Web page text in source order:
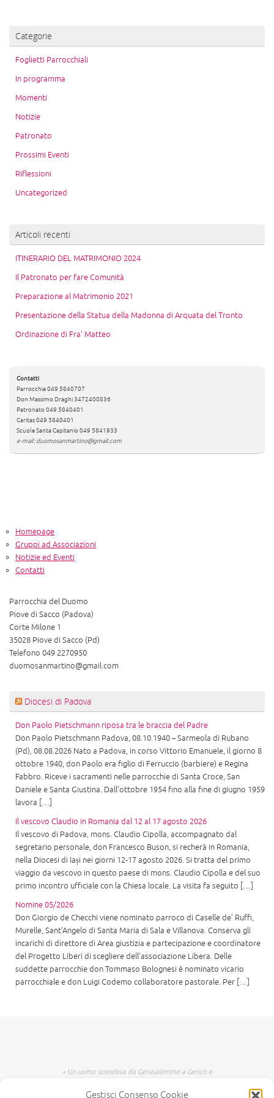
Gestisci Consenso Cookie
Categorie
Foglietti Parrocchiali
In programma
Momenti
Notizie
Patronato
Prossimi Eventi
Riflessioni
Uncategorized
Articoli recenti
ITINERARIO DEL MATRIMONIO 2024
Il Patronato per fare Comunità
Preparazione al Matrimonio 2021
Presentazione della Statua della Madonna di Arquata del Tronto
Ordinazione di Fra’ Matteo
Contatti
Parrocchia 049 5840707
Don Massimo Draghi 3472400836
Patronato 049 5840401
Caritas 049 5840401
Scuole Santa Capitanio 049 5841933
e-mail: duomosanmartino@gmail.com
Homepage
Gruppi ad Associazioni
Notizie ed Eventi
Contatti
Parrocchia del Duomo
Piove di Sacco (Padova)
Corte Milone 1
35028 Piove di Sacco (Pd)
Telefono 049 2270950
duomosanmartino@gmail.com
Diocesi di Padova
Don Paolo Pietschmann riposa tra le braccia del Padre
Don Paolo Pietschmann Padova, 08.10.1940 – Sarmeola di Rubano
(Pd), 08.08.2026 Nato a Padova, in corso Vittorio Emanuele, il giorno 8
ottobre 1940, don Paolo era figlio di Ferruccio (barbiere) e Regina
Fabbro. Riceve i sacramenti nelle parrocchie di Santa Croce, San
Daniele e Santa Giustina. Dall’ottobre 1954 fino alla fine di giugno 1959
lavora […]
Il vescovo Claudio in Romania dal 12 al 17 agosto 2026
Il vescovo di Padova, mons. Claudio Cipolla, accompagnato dal
segretario personale, don Francesco Buson, si recherà in Romania,
nella Diocesi di Iași nei giorni 12-17 agosto 2026. Si tratta del primo
viaggio da vescovo in questo paese di mons. Claudio Cipolla e del suo
primo incontro ufficiale con la Chiesa locale. La visita fa seguito […]
Nomine 05/2026
Don Giorgio de Checchi viene nominato parroco di Caselle de’ Ruffi,
Murelle, Sant’Angelo di Santa Maria di Sala e Villanova. Conserva gli
incarichi di direttore di Area giustizia e partecipazione e coordinatore
del Progetto Liberi di scegliere dell’associazione Libera. Delle
suddette parrocchie don Tommaso Bolognesi è nominato vicario
parrocchiale e don Luigi Codemo collaboratore pastorale. Per […]
« Un uomo scendeva da Gerusalemme a Gerico e
percossero e poi se ne andarono, lasciandolo